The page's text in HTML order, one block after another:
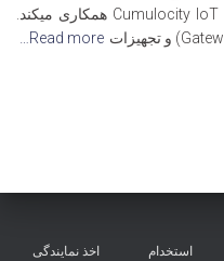
Framework با نرم افزار طراحی شده Cumulocity IoT همکاری میکند.
Read more…
استخدام اخذ نمایندگی